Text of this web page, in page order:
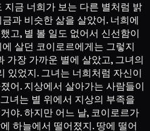
지금 너희가 보는 다른 별처럼 밝
과 비슷한 삶을 살았어. 너희에
고, 별 볼 일도 없어서 신선함이
살던 코이로르에게는 그렇지
가장 가까운 별에 살았고, 그녀의
있었지. 그녀는 너희처럼 자신이
어. 지상에서 살아가는 사람들이
녀는 별 위에서 지상의 부족을
야. 하지만 어느 날, 코이로르가
하늘에서 떨어졌지. 땅에 떨어